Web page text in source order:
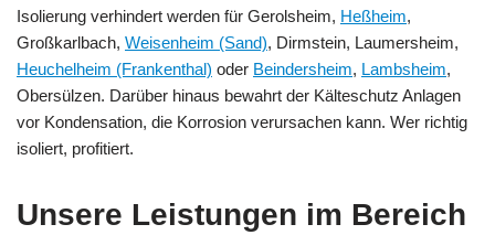
Isolierung verhindert werden für Gerolsheim, Heßheim,
Großkarlbach, Weisenheim (Sand), Dirmstein, Laumersheim,
Heuchelheim (Frankenthal) oder Beindersheim, Lambsheim,
Obersülzen. Darüber hinaus bewahrt der Kälteschutz Anlagen
vor Kondensation, die Korrosion verursachen kann. Wer richtig
isoliert, profitiert.
Unsere Leistungen im Bereich